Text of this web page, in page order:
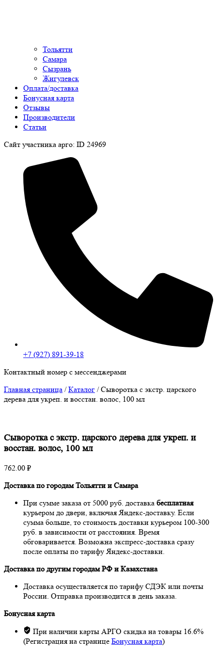
Тольятти
Самара
Сызрань
Жигулевск
Оплата/доставка
Бонусная карта
Отзывы
Производители
Статьи
Сайт участника арго: ID 24969
+7 (927) 891-39-18
Контактный номер с мессенджерами
Главная страница /Каталог /Сыворотка с экстр. царского
дерева для укреп. и восстан. волос, 100 мл
Сыворотка с экстр. царского дерева для укреп. и
восстан. волос, 100 мл
762.00 ₽
Доставка по городам Тольятти и Самара
При сумме заказа от 5000 руб. доставка бесплатная
курьером до двери, включая Яндекс-доставку. Если
сумма больше, то стоимость доставки курьером 100-300
руб. в зависимости от расстояния. Время
обговаривается. Возможна экспресс-доставка сразу
после оплаты по тарифу Яндекс-доставки.
Доставка по другим городам РФ и Казахстана
Доставка осуществляется по тарифу СДЭК или почты
России. Отправка производится в день заказа.
Бонусная карта
При наличии карты АРГО скидка на товары 16.6%
(Регистрация на странице Бонусная карта)